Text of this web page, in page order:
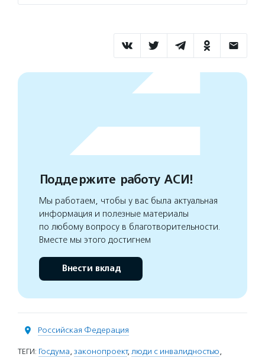
Поддержите работу АСИ!
Мы работаем, чтобы у вас была актуальная
информация и полезные материалы
по любому вопросу в благотворительности.
Вместе мы этого достигнем
Внести вклад
Российская Федерация
ТЕГИ: Госдума, законопроект, люди с инвалидностью,